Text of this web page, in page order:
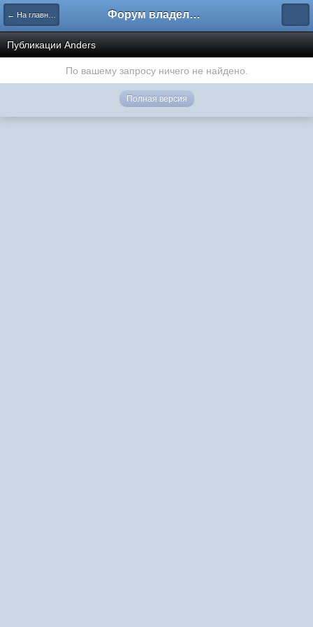
← На главную Форум владельцев интернет-магазинов
Публикации Anders
По вашему запросу ничего не найдено.
Полная версия